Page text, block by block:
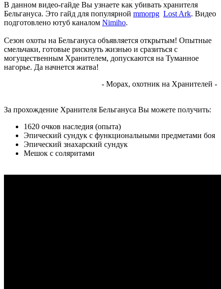
В данном видео-гайде Вы узнаете как убивать хранителя
Бельгануса. Это гайд для популярной mmorpg Lost Ark. Видео
подготовлено ютуб каналом Nimiho.
Сезон охоты на Бельгануса объявляется открытым! Опытные
смельчаки, готовые рискнуть жизнью и сразиться с
могущественным Хранителем, допускаются на Туманное
нагорье. Да начнется жатва!
- Морах, охотник на Хранителей -
За прохождение Хранителя Бельгануса Вы можете получить:
1620 очков наследия (опыта)
Эпический сундук с функциональными предметами боя
Эпический знахарский сундук
Мешок с соляритами